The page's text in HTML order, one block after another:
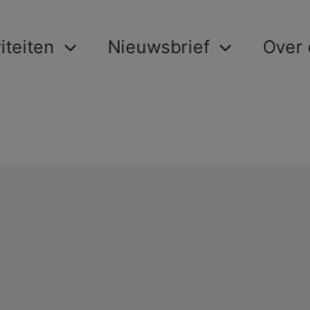
Nieuwsbrief Over